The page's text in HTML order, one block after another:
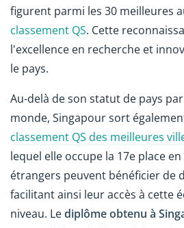
figurent parmi les 30 meilleures
classement QS. Cette
l'excellence en recherche et
le pays.
Au-delà de son statut de pays
monde, Singapour sort
classement QS des meilleures
lequel elle occupe la 17e place
étrangers peuvent bénéficier de
facilitant ainsi leur accès à cette
niveau. Lediplôme obtenu à